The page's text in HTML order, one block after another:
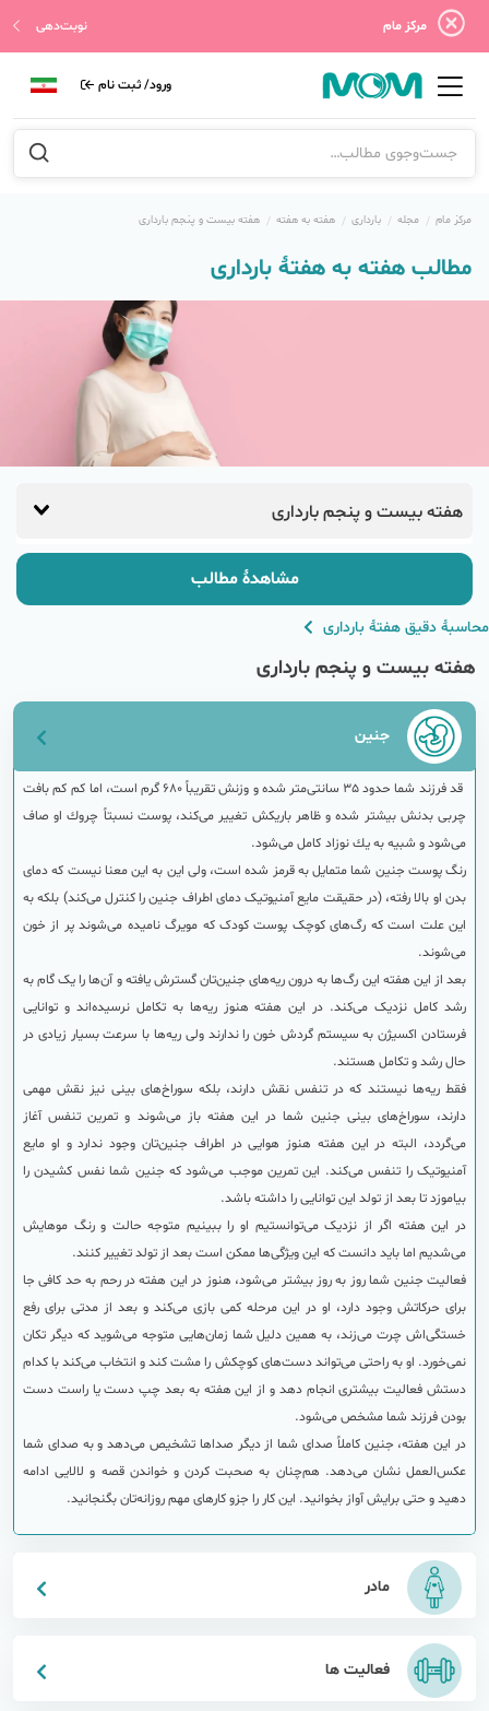
مرکز مام نوبت‌دهی
ورود/ ثبت نام
مرکز مام مجله بارداری هفته به هفته هفته بیست و پنجم بارداری
مطالب هفته به هفتهٔ بارداری
هفته بیست و پنجم بارداری
مشاهدهٔ مطالب
محاسبهٔ دقیق هفتهٔ بارداری
هفته بیست و پنجم بارداری
جنین
قد فرزند شما حدود 35 سانتی‌متر شده و وزنش تقریباً 680 گرم است، اما کم كم بافت
چربی بدنش بیشتر شده و ظاهر باریكش تغییر می‌کند، پوست نسبتاً چروك او صاف
می‌شود و شبیه به یك نوزاد كامل می‌شود.
رنگ پوست جنین شما متمایل به قرمز شده است، ولی این به این معنا نیست که دمای
بدن او بالا رفته، (در حقیقت مایع آمنیوتیک دمای اطراف جنین را کنترل می‌کند) بلکه به
این علت است که رگ‌های کوچک پوست کودک که مویرگ نامیده می‌شوند پر از خون
می‌شوند.
بعد از این هفته این رگ‌ها به درون ریه‌های جنین‌تان گسترش یافته و آن‌ها را یک گام به
رشد کامل نزدیک می‌کند. در این هفته هنوز ریه‌ها به تکامل نرسیده‌اند و توانایی
فرستادن اکسیژن به سیستم گردش خون را ندارند ولی ریه‌ها با سرعت بسیار زیادی در
حال رشد و تکامل هستند.
فقط ریه‌ها نیستند که در تنفس نقش دارند، بلکه سوراخ‌های بینی نیز نقش مهمی
دارند، سوراخ‌های بینی جنین شما در این هفته باز می‌شوند و تمرین تنفس آغاز
می‌گردد، البته در این هفته هنوز هوایی در اطراف جنین‌تان وجود ندارد و او مایع
آمنیوتیک را تنفس می‌کند. این تمرین موجب می‌شود که جنین شما نفس کشیدن را
بیاموزد تا بعد از تولد این توانایی را داشته باشد.
در این هفته اگر از نزدیک می‌توانستیم او را ببینیم متوجه حالت و رنگ موهایش
می‌شدیم اما باید دانست که این ویژگی‌ها ممکن است بعد از تولد تغییر کنند.
فعالیت جنین شما روز به روز بیشتر می‌شود، هنوز در این هفته در رحم به حد کافی جا
برای حرکاتش وجود دارد، او در این مرحله کمی بازی می‌کند و بعد از مدتی برای رفع
خستگی‌اش چرت می‌زند، به همین دلیل شما زمان‌هایی متوجه می‌شوید که دیگر تکان
نمی‌خورد.‌ او به راحتی می‌تواند دست‌های کوچکش را مشت کند و انتخاب می‌کند با کدام
دستش فعالیت بیشتری انجام دهد و از این هفته به بعد چپ دست یا راست دست
بودن فرزند شما مشخص می‌شود.
در این هفته، جنین کاملاً صدای شما از دیگر صداها تشخیص می‌دهد و به صدای شما
عکس‌العمل نشان می‌دهد. هم‌چنان به صحبت کردن و خواندن قصه و لالایی ادامه
دهید و حتی برایش آواز بخوانید. این کار را جزو کارهای مهم روزانه‌تان بگنجانید.
مادر
فعالیت ها